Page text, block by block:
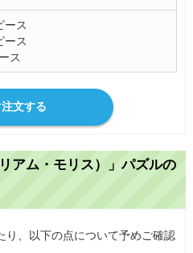
ース
ース
ス
文する
アム・モリス）」パズルの
り、以下の点について予めご確認